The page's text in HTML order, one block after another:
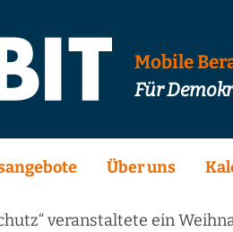
Mobile
Für
Über uns
veranstaltete ein